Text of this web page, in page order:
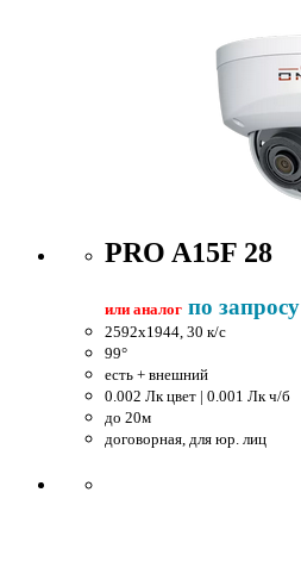
PRO A15F 28
или аналог по запросу
2592x1944, 30 к/c
99°
есть + внешний
0.002 Лк цвет | 0.001 Лк ч/б
до 20м
договорная, для юр. лиц